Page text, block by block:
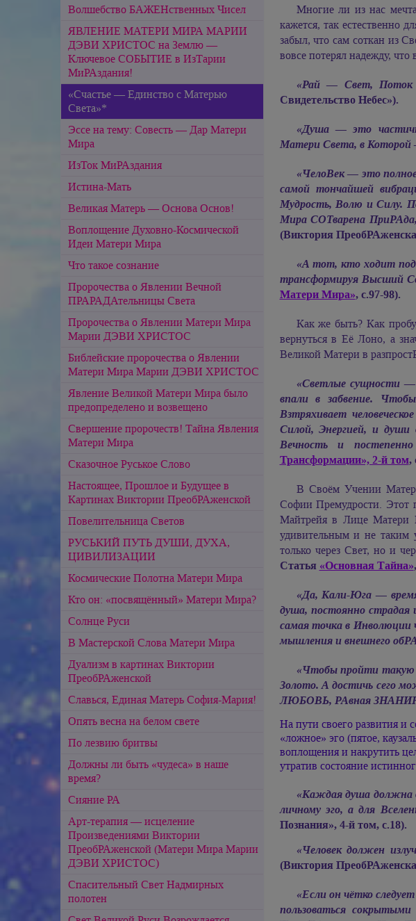
Волшебство БАЖЕНственных Чисел
ЯВЛЕНИЕ МАТЕРИ МИРА МАРИИ
ДЭВИ ХРИСТОС на Землю —
Ключевое СОБЫТИЕ в ИзТарии
МиРАздания!
«Счастье — Единство с Матерью
Света»*
Эссе на тему: Совесть — Дар Матери
Мира
ИзТок МиРАздания
Истина-Мать
Великая Матерь — Основа Основ!
Воплощение Духовно-Космической
Идеи Матери Мира
Что такое сознание
Пророчества о Явлении Вечной
ПРАРАДАтельницы Света
Пророчества о Явлении Матери Мира
Марии ДЭВИ ХРИСТОС
Библейские пророчества о Явлении
Матери Мира Марии ДЭВИ ХРИСТОС
Явление Великой Матери Мира было
предопределено и возвещено
Свершение пророчеств! Тайна Явления
Матери Мира
Сказочное Руськое Слово
Настоящее, Прошлое и Будущее в
Картинах Виктории ПреобРАженской
Повелительница Светов
РУСЬКИЙ ПУТЬ ДУШИ, ДУХА,
ЦИВИЛИЗАЦИИ
Космические Полотна Матери Мира
Кто он: «посвящённый» Матери Мира?
Солнце Руси
В Мастерской Слова Матери Мира
Дуализм в картинах Виктории
ПреобРАженской
Славься, Единая Матерь София-Мария!
Опять весна на белом свете
По лезвию бритвы
Должны ли быть «чудеса» в наше
время?
Сияние РА
Арт-терапия — исцеление
Произведениями Виктории
ПреобРАженской (Матери Мира Марии
ДЭВИ ХРИСТОС)
Спасительный Свет Надмирных
полотен
Многие ли из нас
кажется, так естественно
забыл, что сам соткан из
вовсе потерял надежду,
«Рай — Свет, Поток
Свидетельство Небес»).
«Душа — это
Матери Света, в Которой
«ЧелоВек — это
самой тончайшей
Мудрость, Волю и Силу.
Мира СОТварена
(Виктория
«А тот, кто ходит
трансформируя Высший
Матери Мира», с.97-98).
Как же быть? Как
вернуться в Её Лоно, а
Великой Матери в
«Светлые сущности —
впали в забвение.
Взтряхивает
Силой, Энергией, и
Вечность и
Трансформации», 2-й том,
В Своём Учении
Софии Премудрости. Этот
Майтрейя в Лице Матери
удивительным и не таким
только через Свет, но и
Статья «Основная Тайна»
«Да, Кали-Юга —
душа, постоянно страдая
самая точка в Инволюции
мышления и внешнего
«Чтобы пройти такую
Золото. А достичь сего
ЛЮБОВЬ, РАвная
На пути своего развития и
«ложное» эго (пятое,
воплощения и накрутить
утратив состояние
«Каждая душа должна
личному эго, а для
Познания», 4-й том, с.18).
«Человек должен
(Виктория
«Если он чётко
пользоваться